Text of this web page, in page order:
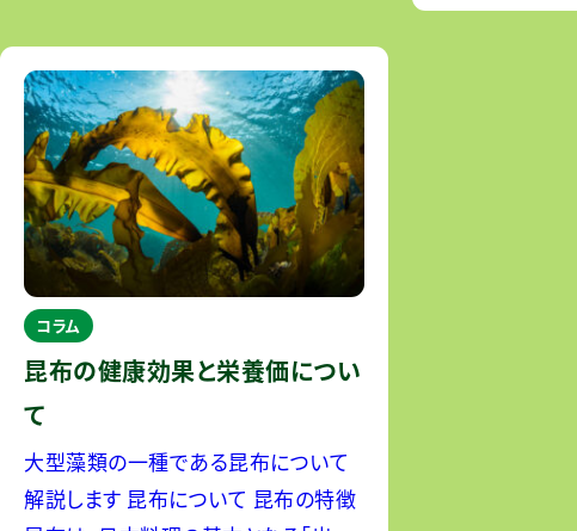
会社、株式会社丸井グループ、株式会
社ユーグレナ、株式会社ラムラの
コラム
昆布の健康効果と栄養価につい
て
大型藻類の一種である昆布について
解説します 昆布について 昆布の特徴